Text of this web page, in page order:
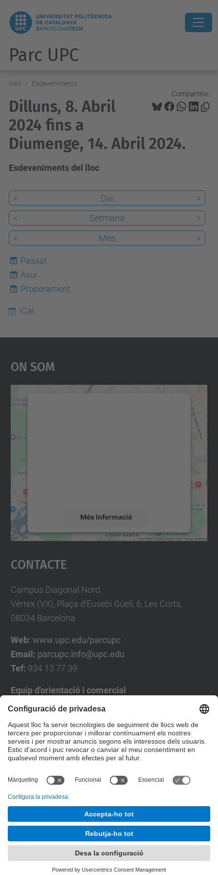
Parc UPC
Inici Esdeveniments
Comparteix:
Dilluns, 8. Abril
2024 fins a
Diumenge, 14. Abril 2024.
Esdeveniments del lloc
< Dia
>
<
Setmana
>
<
Mes >
Passat
8
Avui
Properament
iCal
On Som
Més Informació
Accepta
powered by
Contacte
Campus Diagonal Nord.
Vèrtex (VX), Plaça d'Eusebi Güell, 6, Les Corts,
08034 Barcelona
Web: www.upc.edu/parcupc
Email: parcupc.info@upc.edu
Tef: 934 13 77 39
Equip d'orientació i comercial
José Luís Grande
Tel. 93 4137194
jose.luis.grande@upc.edu
Formulari de contacte
Desenvolupat amb